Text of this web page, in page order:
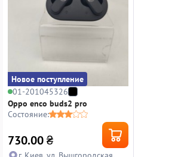
Новое поступление
01-201045326
Oppo enco buds2 pro
Состояние:
730.00₴